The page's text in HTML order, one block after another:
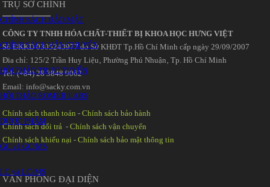
CHÍNH SÁCH BẢO MẬT
CHÍNH SÁCH VẬN CHUYỂN
HỘI THẢO TRỰC TUYẾN
HỘI THẢO ROMER LABS
DƯỢC PHẨM
GC và GC/MS
LC và LC/MS
TRỤ SỞ CHÍNH
CÔNG TY TNHH HÓA CHẤT-THIẾT BỊ KHOA HỌC HƯNG VIỆT
Số ĐKKD 0305243977 do Sở KHĐT Tp.Hồ Chí Minh cấp ngày 29/09/2007
Đia chỉ: 125/2 Trần Huy Liệu‚ Phường Phú Nhuận‚ Tp. Hồ Chí Minh
Tel: (+84) 28 3848 9062
Email: info@sacky.com.vn
Chính sách thanh toán -Chính sách bảo hành
Chính sách đổi trả -Chính sách vận chuyển
Chính sách khiếu nại -Chính sách bảo mật thông tin
VĂN PHÒNG ĐẠI DIỆN